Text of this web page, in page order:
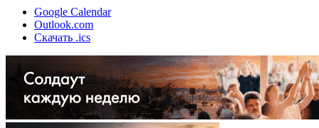
Google Calendar
Outlook.com
Скачать .ics